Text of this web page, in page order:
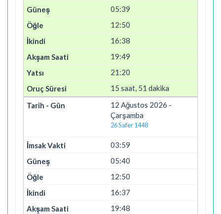
05:39
12:50
16:38
19:49
21:20
15 saat, 51 dakika
12 Ağustos 2026 -
Çarşamba
26 Safer 1448
03:59
05:40
12:50
16:37
19:48